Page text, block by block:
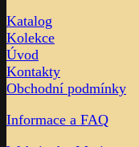
Katalog
Kolekce
Úvod
Kontakty
Obchodní podmínky
Informace a FAQ